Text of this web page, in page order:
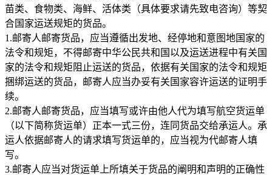
苗类、食物类、海鲜、活体类（具体要求请先致电咨询）等契
合国家运送规矩的货品。
1.邮寄人邮寄货品，应当遵循出发地、经停地和意图地国家的
法令和规矩，不得邮寄中华公民共和国以及运送进程中有关国
家的法令和规矩阻止运送的货品，依据有关国家的法令和规矩
捆绑运送的货品，邮寄人应当办妥有关国家容许运送的证明手
续。
2.邮寄人邮寄货品，应当填写或许由他人代为填写航空货运单
（以下简称货运单）正本一式三份，连同货品交给承运人。承
运人依据邮寄人的请求填写货运单的，应当视为代邮寄人填
写。
3.邮寄人应当对货运单上所填关于货品的阐明和声明的正确性